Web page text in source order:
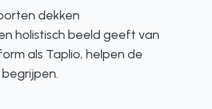
dekken
holistisch beeld geeft van
als Taplio, helpen de